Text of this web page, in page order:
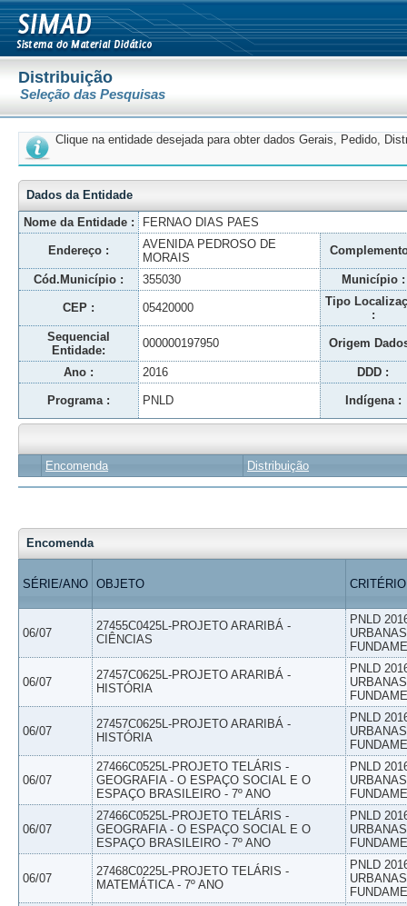
Distribuição
Seleção das Pesquisas
Clique na entidade desejada para obter dados Gerais, Pedido,
Dados da Entidade
Nome da Entidade :
FERNAO DIAS PAES
Endereço :
AVENIDA PEDROSO DE
MORAIS
Cód.Município : 355030 Município :
CEP : 05420000
Tipo
:
Sequencial
Entidade:
000000197950 Origem
Ano : 2016 DDD :
Programa : PNLD Indígena :
Encomenda Distribuição
Encomenda
SÉRIE/ANO OBJETO CRITÉRIO
06/07
27455C0425L-PROJETO ARARIBÁ -
CIÊNCIAS
PNLD
06/07
27457C0625L-PROJETO ARARIBÁ -
HISTÓRIA
PNLD
06/07
27457C0625L-PROJETO ARARIBÁ -
HISTÓRIA
PNLD
06/07
27466C0525L-PROJETO TELÁRIS -
GEOGRAFIA - O ESPAÇO SOCIAL E O
ESPAÇO BRASILEIRO - 7º ANO
PNLD
06/07
27466C0525L-PROJETO TELÁRIS -
GEOGRAFIA - O ESPAÇO SOCIAL E O
ESPAÇO BRASILEIRO - 7º ANO
PNLD
06/07
27468C0225L-PROJETO TELÁRIS -
MATEMÁTICA - 7º ANO
PNLD